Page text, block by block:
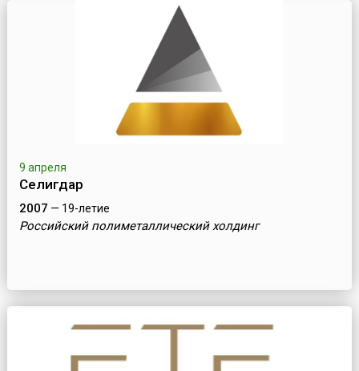
9 апреля
Селигдар
2007 — 19-летие
Российский полиметаллический холдинг